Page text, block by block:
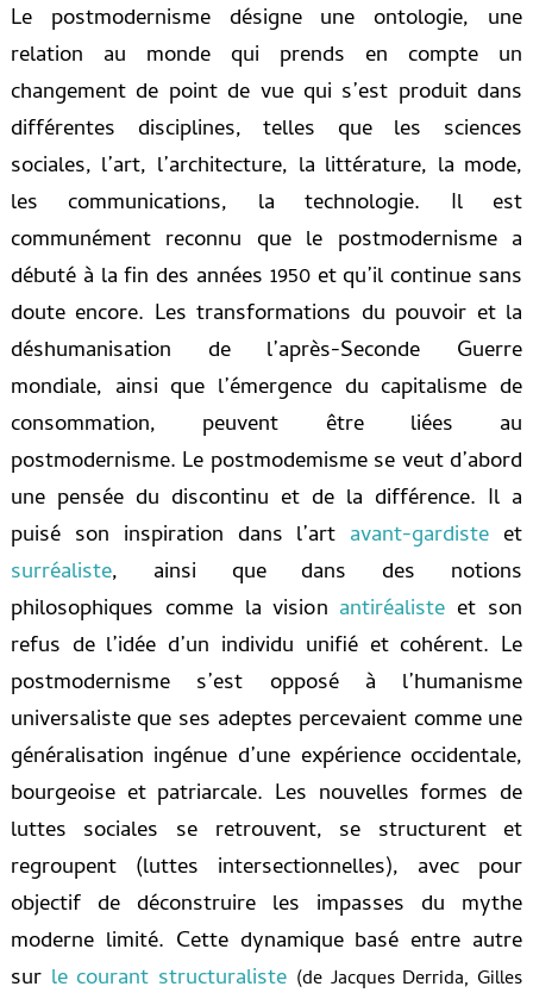
Le postmodernisme désigne une ontologie, une
relation au monde qui prends en compte un
changement de point de vue qui s’est produit dans
différentes disciplines, telles que les sciences
sociales, l’art, l’architecture, la littérature, la mode,
les communications, la technologie. Il est
communément reconnu que le postmodernisme a
débuté à la fin des années 1950 et qu’il continue sans
doute encore. Les transformations du pouvoir et la
déshumanisation de l’après-Seconde Guerre
mondiale, ainsi que l’émergence du capitalisme de
consommation, peuvent être liées au
postmodernisme. Le postmodemisme se veut d’abord
une pensée du discontinu et de la différence. Il a
puisé son inspiration dans l’art avant-gardiste et
surréaliste, ainsi que dans des notions
philosophiques comme la vision antiréaliste et son
refus de l’idée d’un individu unifié et cohérent. Le
postmodernisme s’est opposé à l’humanisme
universaliste que ses adeptes percevaient comme une
généralisation ingénue d’une expérience occidentale,
bourgeoise et patriarcale. Les nouvelles formes de
luttes sociales se retrouvent, se structurent et
regroupent (luttes intersectionnelles), avec pour
objectif de déconstruire les impasses du mythe
moderne limité. Cette dynamique basé entre autre
surle courant structuraliste (de Jacques Derrida, Gilles